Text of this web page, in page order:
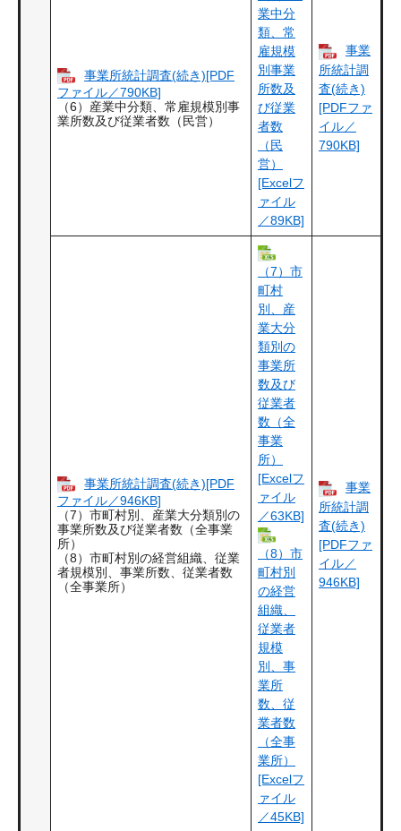
事業所統計調査(続き)[PDF
ファイル／790KB]
（6）産業中分類、常雇規模別事
業所数及び従業者数（民営）
業中分
類、常
雇規模
別事業
所数及
び従業
者数
（民
営）
[Excelフ
ァイル
／89KB]
事業
所統計調
査(続き)
[PDFファ
イル／
790KB]
事業所統計調査(続き)[PDF
ファイル／946KB]
（7）市町村別、産業大分類別の
事業所数及び従業者数（全事業
所）
（8）市町村別の経営組織、従業
者規模別、事業所数、従業者数
（全事業所）
（7）市
町村
別、産
業大分
類別の
事業所
数及び
従業者
数（全
事業
所）
[Excelフ
ァイル
／63KB]
（8）市
町村別
の経営
組織、
従業者
規模
別、事
業所
数、従
業者数
（全事
業所）
[Excelフ
ァイル
／45KB]
事業
所統計調
査(続き)
[PDFファ
イル／
946KB]